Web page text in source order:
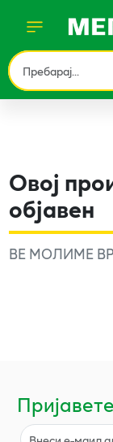
Овој
објавен
ВЕ МОЛИМЕ